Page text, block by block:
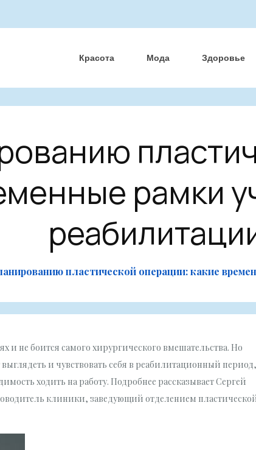
Красота Мода Здоровье
рамки
пластической операции: какие
и не боится самого хирургического вмешательства. Но
и чувствовать себя в реабилитационный период,
ходить на работу. Подробнее рассказывает Сергей
клиники, заведующий отделением